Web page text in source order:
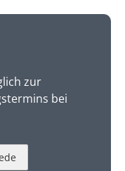
zur
bei